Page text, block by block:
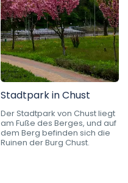
Stadtpark in Chust
Der Stadtpark von Chust liegt
am Fuße des Berges, und auf
dem Berg befinden sich die
Ruinen der Burg Chust.